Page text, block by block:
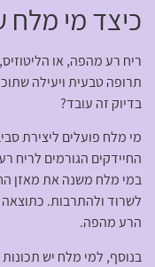
כיצד מי מלח
ריח רע מהפה, או
תרופה טבעית ויעילה
בדיוק זה עובד?
מי מלח פועלים ליצירת
החיידקים הגורמים לריח
במי מלח משנה את מאזן
לשרוד ולהתרבות.
הרע מהפה.
בנוסף, למי מלח יש תכונות